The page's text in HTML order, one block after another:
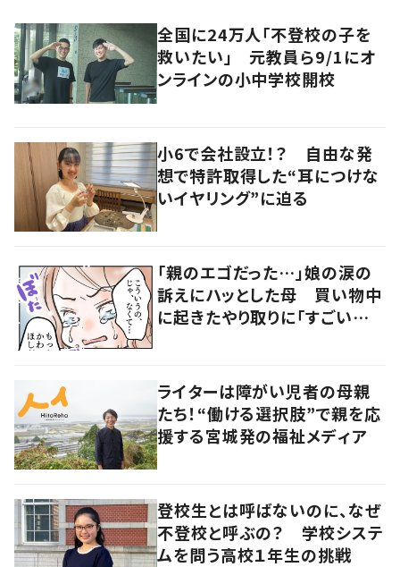
全国に24万人「不登校の子を
救いたい」 元教員ら9/1にオ
ンラインの小中学校開校
小6で会社設立！？ 自由な発
想で特許取得した“耳につけな
いイヤリング”に迫る
「親のエゴだった…」娘の涙の
訴えにハッとした母 買い物中
に起きたやり取りに「すごい分
ライターは障がい児者の母親
たち！“働ける選択肢”で親を応
援する宮城発の福祉メディア
登校生とは呼ばないのに、なぜ
不登校と呼ぶの？ 学校システ
ムを問う高校１年生の挑戦